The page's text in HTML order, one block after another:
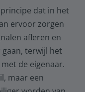
dat in het
ervoor zorgen
afleren en
terwijl het
de eigenaar.
maar een